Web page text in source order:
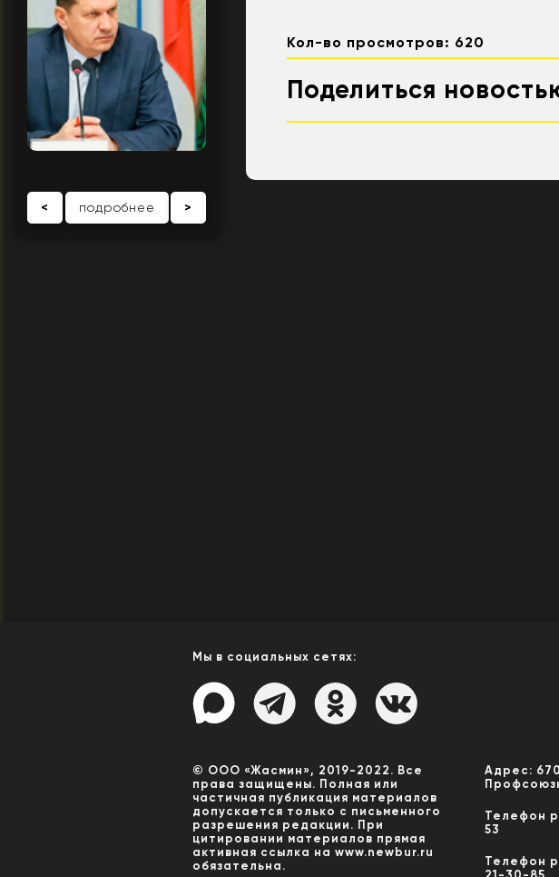
< подробнее >
Кол-во просмотров: 620
Поделиться
Мы в социальных сетях:
© ООО «Жасмин», 2019-2022. Все
права защищены. Полная или
частичная публикация материалов
допускается только с письменного
разрешения редакции. При
цитировании материалов прямая
активная ссылка на www.newbur.ru
обязательна.
Адрес:
Телефон
53
Телефон